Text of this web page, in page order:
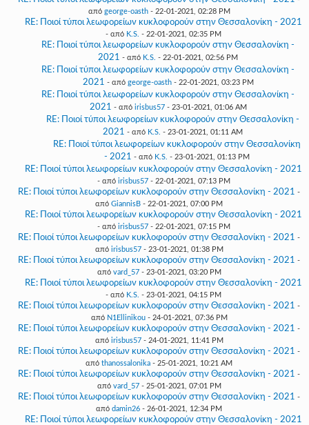
από george-oasth- 22-01-2021, 02:28 PM
RE: Ποιοί τύποι λεωφορείων κυκλοφορούν στην Θεσσαλονίκη - 2021
- από K.S. - 22-01-2021, 02:35 PM
RE: Ποιοί τύποι λεωφορείων κυκλοφορούν στην Θεσσαλονίκη -
2021 - από K.S. - 22-01-2021, 02:56 PM
RE: Ποιοί τύποι λεωφορείων κυκλοφορούν στην Θεσσαλονίκη -
2021 - από george-oasth- 22-01-2021, 03:23 PM
RE: Ποιοί τύποι λεωφορείων κυκλοφορούν στην Θεσσαλονίκη -
2021 - από irisbus57- 23-01-2021, 01:06 AM
RE: Ποιοί τύποι λεωφορείων κυκλοφορούν στην Θεσσαλονίκη -
2021 - από K.S. - 23-01-2021, 01:11 AM
RE: Ποιοί τύποι λεωφορείων κυκλοφορούν στην Θεσσαλονίκη
- 2021 - από K.S. - 23-01-2021, 01:13 PM
RE: Ποιοί τύποι λεωφορείων κυκλοφορούν στην Θεσσαλονίκη - 2021
- από irisbus57- 22-01-2021, 07:13 PM
RE: Ποιοί τύποι λεωφορείων κυκλοφορούν στην Θεσσαλονίκη - 2021 -
από GiannisB - 22-01-2021, 07:00 PM
RE: Ποιοί τύποι λεωφορείων κυκλοφορούν στην Θεσσαλονίκη - 2021
- από irisbus57- 22-01-2021, 07:15 PM
RE: Ποιοί τύποι λεωφορείων κυκλοφορούν στην Θεσσαλονίκη - 2021 -
από irisbus57- 23-01-2021, 01:38 PM
RE: Ποιοί τύποι λεωφορείων κυκλοφορούν στην Θεσσαλονίκη - 2021 -
από vard_57- 23-01-2021, 03:20 PM
RE: Ποιοί τύποι λεωφορείων κυκλοφορούν στην Θεσσαλονίκη - 2021
- από K.S. - 23-01-2021, 04:15 PM
RE: Ποιοί τύποι λεωφορείων κυκλοφορούν στην Θεσσαλονίκη - 2021 -
από N1Ellinikou- 24-01-2021, 07:36 PM
RE: Ποιοί τύποι λεωφορείων κυκλοφορούν στην Θεσσαλονίκη - 2021 -
από irisbus57- 24-01-2021, 11:41 PM
RE: Ποιοί τύποι λεωφορείων κυκλοφορούν στην Θεσσαλονίκη - 2021 -
από thanossalonika - 25-01-2021, 10:21 AM
RE: Ποιοί τύποι λεωφορείων κυκλοφορούν στην Θεσσαλονίκη - 2021 -
από vard_57- 25-01-2021, 07:01 PM
RE: Ποιοί τύποι λεωφορείων κυκλοφορούν στην Θεσσαλονίκη - 2021 -
από damin26 - 26-01-2021, 12:34 PM
RE: Ποιοί τύποι λεωφορείων κυκλοφορούν στην Θεσσαλονίκη - 2021